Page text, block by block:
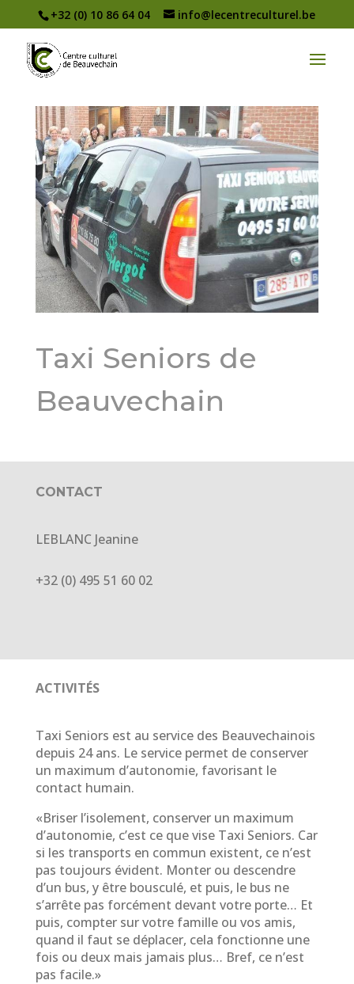
+32 (0) 10 86 64 04 info@lecentreculturel.be
Taxi Seniors de
Beauvechain
CONTACT
LEBLANC Jeanine
+32 (0) 495 51 60 02
ACTIVITÉS
Taxi Seniors est au service des Beauvechainois
depuis 24 ans. Le service permet de conserver
un maximum d’autonomie, favorisant le
contact humain.
«Briser l’isolement, conserver un maximum
d’autonomie, c’est ce que vise Taxi Seniors. Car
si les transports en commun existent, ce n’est
pas toujours évident. Monter ou descendre
d’un bus, y être bousculé, et puis, le bus ne
s’arrête pas forcément devant votre porte… Et
puis, compter sur votre famille ou vos amis,
quand il faut se déplacer, cela fonctionne une
fois ou deux mais jamais plus… Bref, ce n’est
pas facile.»